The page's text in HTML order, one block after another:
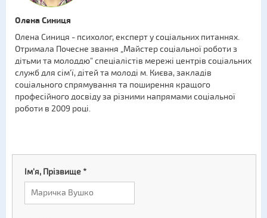
Олена Синиця
Олена Синиця - психолог, експерт у соціальних питаннях.
Отримала Почесне звання „Майстер соціальної роботи з
дітьми та молоддю” спеціалістів мережі центрів соціальних
служб для сім’ї, дітей та молоді м. Києва, закладів
соціального спрямування та поширення кращого
професійного досвіду за різними напрямами соціальної
роботи в 2009 році.
Ім'я, Прізвище*